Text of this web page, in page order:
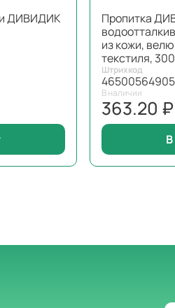
ДИВИДИК
Пропитка
из кожи,
текстиля,
Штрихкод
В наличии
363.20 ₽